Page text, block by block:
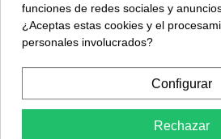
6,8 V (6V8)
7,5 V (7V5)
8,2 V (8V2)
funciones de redes sociales y
¿Aceptas estas cookies y el
personales involucrados?
Configurar
Rechazar